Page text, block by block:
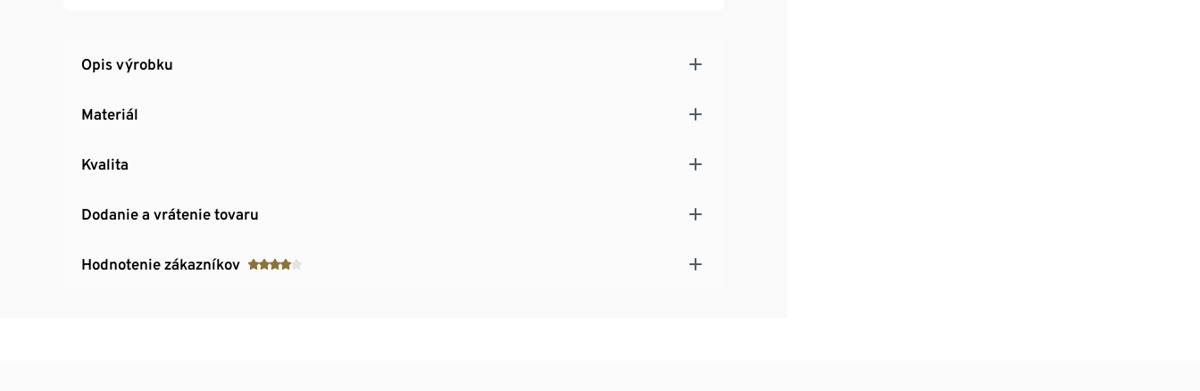
Opis výrobku
Materiál
Kvalita
Dodanie a vrátenie tovaru
Hodnotenie zákazníkov